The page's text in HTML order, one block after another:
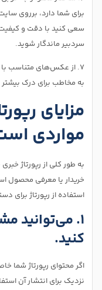
برای شما دارد، برروی
سعی کنید با دقت و کیفیت
سردبیر ماندگار شوید.
۷. از عکس‌های متناسب
به مخاطب برای درک
مزایای
مواردی
به طور کلی از رپورتاژ
خریدار یا معرفی محصول
استفاده از رپورتاژ
۱. می‌توانید
کنید.
اگر محتوای رپورتاژ شما
نزدیک برای انتشار آن